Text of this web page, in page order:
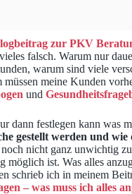
zur PKV
falsch. Warum nur
warum sind viele
meine Kunden
und
dann festlegen kann was
gestellt werden und wie
nicht ganz unwichtig
möglich ist. Was alles
schrieb ich in meinem
– was muss ich alles